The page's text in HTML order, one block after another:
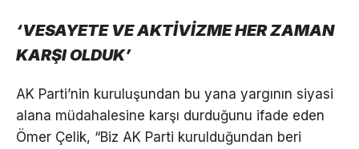
‘VESAYETE VE AKTİVİZME HER ZAMAN
KARŞI OLDUK’
AK Parti’nin kuruluşundan bu yana yargının siyasi
alana müdahalesine karşı durduğunu ifade eden
Ömer Çelik, “Biz AK Parti kurulduğundan beri